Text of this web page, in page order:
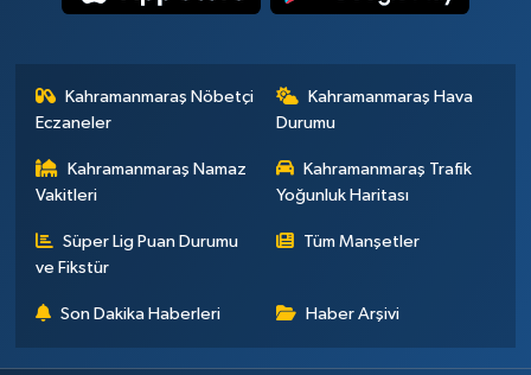
Kahramanmaraş Nöbetçi
Eczaneler
Kahramanmaraş Hava
Durumu
Kahramanmaraş Namaz
Vakitleri
Kahramanmaraş Trafik
Yoğunluk Haritası
Süper Lig Puan Durumu
ve Fikstür
Tüm Manşetler
Son Dakika Haberleri Haber Arşivi